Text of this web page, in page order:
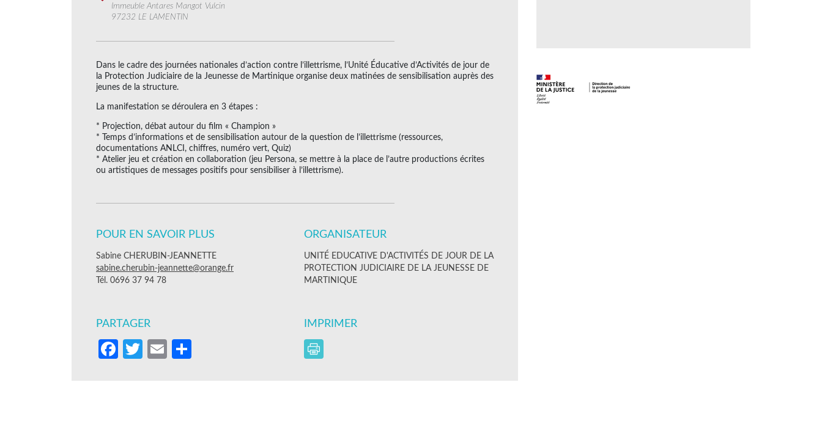
Immeuble Antares Mangot Vulcin
97232 LE LAMENTIN
Dans le cadre des journées nationales d’action contre l’illettrisme, l’Unité Éducative d’Activités de jour de
la Protection Judiciaire de la Jeunesse de Martinique organise deux matinées de sensibilisation auprès des
jeunes de la structure.
La manifestation se déroulera en 3 étapes :
* Projection, débat autour du film « Champion »
* Temps d’informations et de sensibilisation autour de la question de l’illettrisme (ressources,
documentations ANLCI, chiffres, numéro vert, Quiz)
* Atelier jeu et création en collaboration (jeu Persona, se mettre à la place de l’autre productions écrites
ou artistiques de messages positifs pour sensibiliser à l’illettrisme).
POUR EN SAVOIR PLUS
Sabine CHERUBIN-JEANNETTE
sabine.cherubin-jeannette@orange.fr
Tél. 0696 37 94 78
ORGANISATEUR
UNITÉ EDUCATIVE D'ACTIVITÉS DE JOUR DE LA
PROTECTION JUDICIAIRE DE LA JEUNESSE DE
MARTINIQUE
PARTAGER
Facebook
Twitter
Email
IMPRIMER